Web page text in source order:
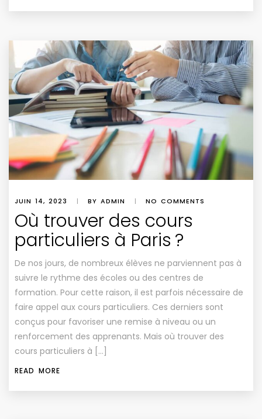
JUIN 14, 2023 | BY ADMIN | NO COMMENTS
Où trouver des cours
particuliers à Paris ?
De nos jours, de nombreux élèves ne parviennent pas à
suivre le rythme des écoles ou des centres de
formation. Pour cette raison, il est parfois nécessaire de
faire appel aux cours particuliers. Ces derniers sont
conçus pour favoriser une remise à niveau ou un
renforcement des apprenants. Mais où trouver des
cours particuliers à […]
READ MORE